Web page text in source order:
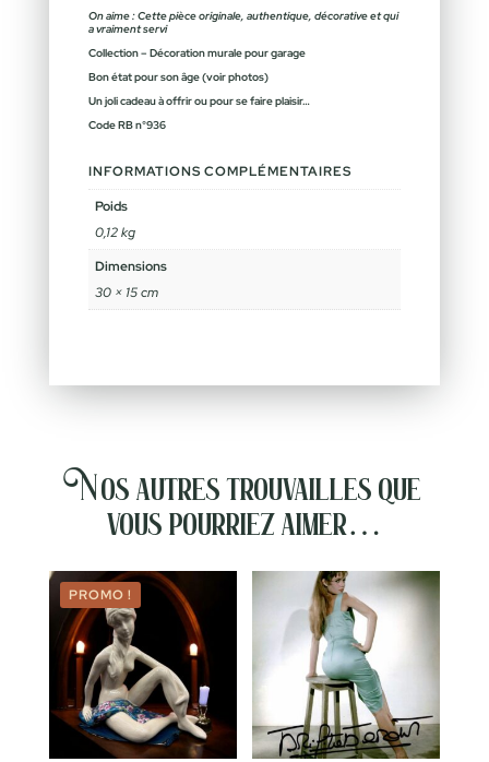
On aime : Cette pièce originale, authentique, décorative et qui
a vraiment servi
Collection – Décoration murale pour garage
Bon état pour son âge (voir photos)
Un joli cadeau à offrir ou pour se faire plaisir…
Code RB n°936
INFORMATIONS COMPLÉMENTAIRES
Poids
0,12 kg
Dimensions
30 × 15 cm
Nos autres trouvailles que
vous pourriez aimer…
PROMO !